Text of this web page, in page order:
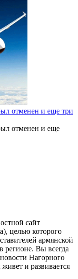
отменен и еще три
отменен и еще
сайт
целью которого
армянской
регионе. Вы всегда
Нагорного
и развивается